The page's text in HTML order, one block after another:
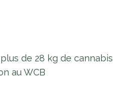
de 28 kg de cannabis
au WCB